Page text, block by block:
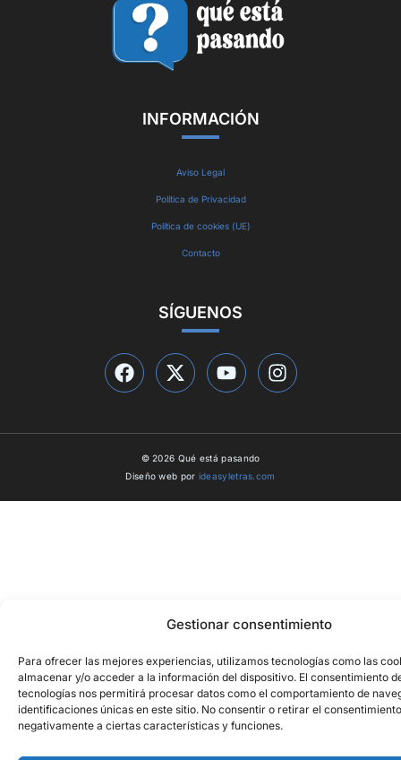
Gestionar consentimiento
Para ofrecer las mejores experiencias, utilizamos tecnologías como las
almacenar y/o acceder a la información del dispositivo. El consentimiento
tecnologías nos permitirá procesar datos como el comportamiento de
identificaciones únicas en este sitio. No consentir o retirar el
negativamente a ciertas características y funciones.
INFORMACIÓN
Aviso Legal
Política de Privacidad
Política de cookies (UE)
Contacto
SÍGUENOS
© 2026 Qué está pasando
Diseño web por ideasyletras.com